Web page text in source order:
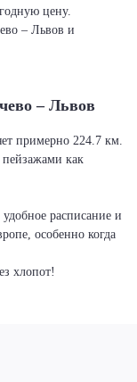
цену.
– Львов и
– Львов
примерно 224.7 км.
как
расписание и
особенно когда
хлопот!